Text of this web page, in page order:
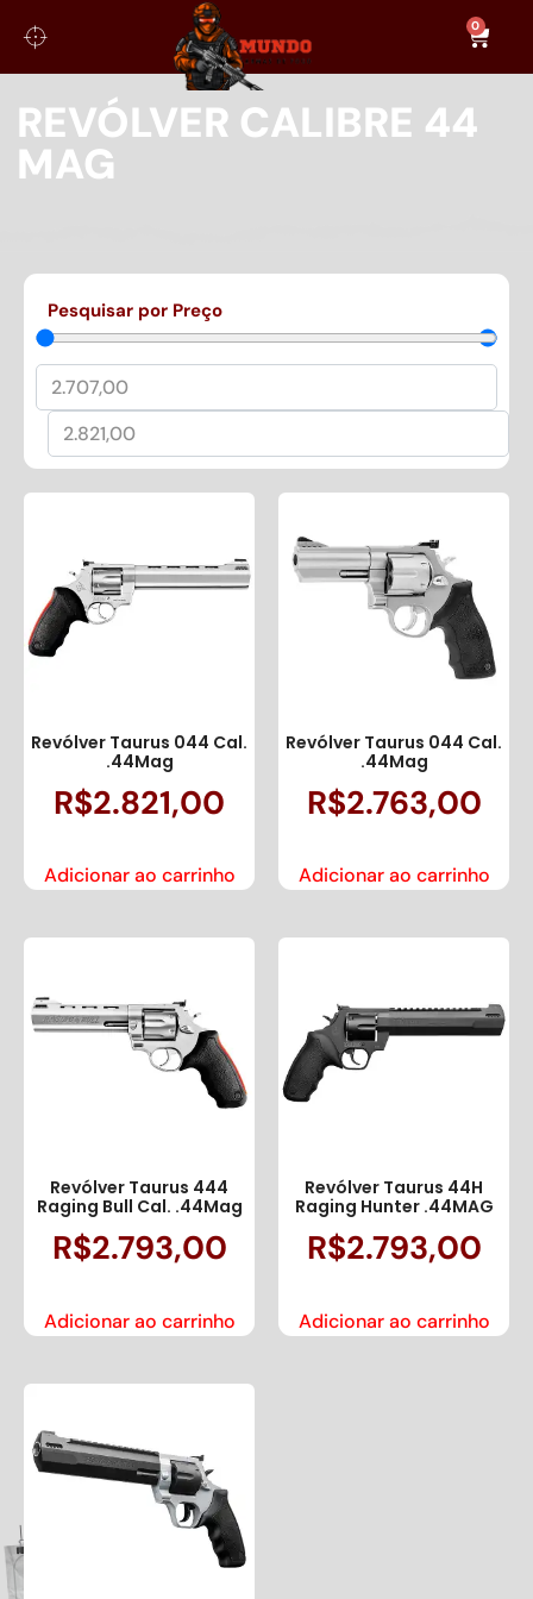
0
REVÓLVER CALIBRE 44
MAG
Pesquisar por Preço
Revólver Taurus 044 Cal.
.44Mag
R$2.821,00
Adicionar ao carrinho
Revólver Taurus 044 Cal.
.44Mag
R$2.763,00
Adicionar ao carrinho
Revólver Taurus 444
Raging Bull Cal. .44Mag
R$2.793,00
Adicionar ao carrinho
Revólver Taurus 44H
Raging Hunter .44MAG
R$2.793,00
Adicionar ao carrinho